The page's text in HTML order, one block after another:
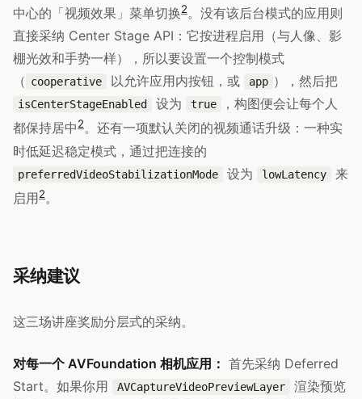
中心的「视频效果」菜单切换2。没有该后台模式的应用则
直接采纳 Center Stage API：它按进程启用（与人像、影
棚光效和手势一样），所以要设置一个控制模式
（ cooperative 以允许应用内按钮，或 app ），然后把
isCenterStageEnabled 设为 true
，构图便会让每个人
都保持居中2。还有一项默认关闭的视频通话升级：一种实
时低延迟稳定模式，通过把连接的
preferredVideoStabilizationMode 设为 lowLatency
来
启用2。
采纳建议
这三场讲座奖励分层式的采纳。
对每一个 AVFoundation 相机应用： 首先采纳 Deferred
Start。如果你用
AVCaptureVideoPreviewLayer
渲染预览